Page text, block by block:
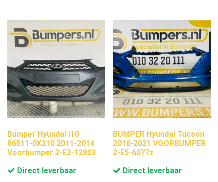
Bumper Hyundai i10
86511-0X210 2011-2014
Voorbumper 2-E2-12803
Direct leverbaar
BUMPER Hyundai Tucson
2016-2021 VOORBUMPER
2-E5-6077z
Direct leverbaar